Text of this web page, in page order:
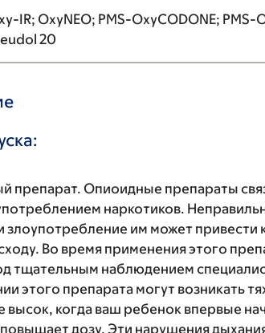
IR; OxyNEO; PMS-OxyCODONE; PMS-
20
препарат. Опиоидные препараты
наркотиков.
злоупотребление им может привести
Во время применения этого
тщательным наблюдением
этого препарата могут возникать
высок, когда ваш ребенок впервые
дозу. Эти нарушения